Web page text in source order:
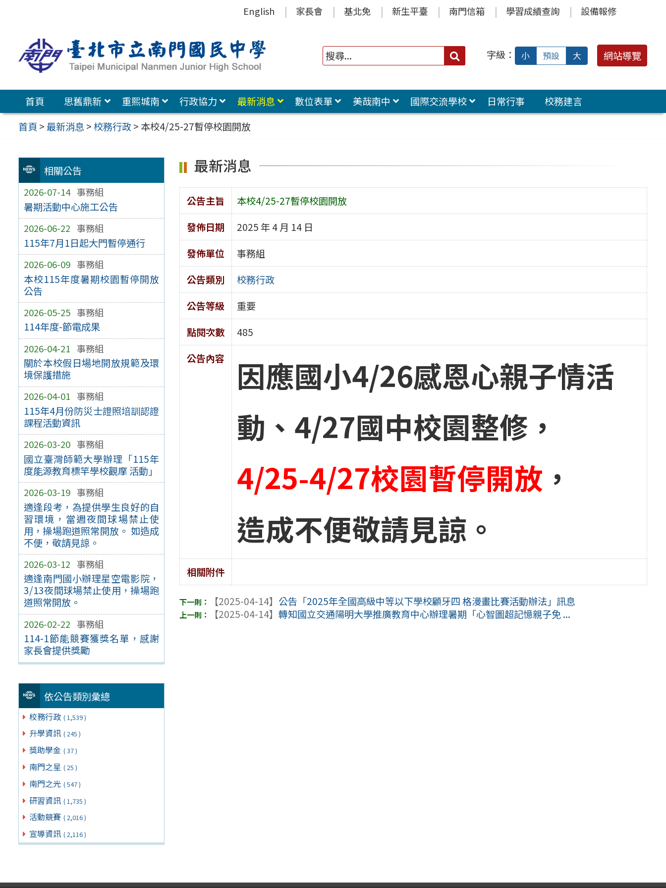
容
區
English 家長會 基北免 新生平臺 南門信箱 學習成績查詢 設備報修
搜
字級： 小 預設 大 網站導覽
首頁 思舊鼎新 重熙城南 行政協力 最新消息 數位表單 美哉南中 國際交流學校 日常行事
校務建言
首頁 >最新消息 >校務行政> 本校4/25-27暫停校園開放
相關公告
2026-07-14 事務組
暑期活動中心施工公告
2026-06-22 事務組
115年7月1日起大門暫停通行
2026-06-09 事務組
本校115年度暑期校園暫停開放
公告
2026-05-25 事務組
114年度-節電成果
2026-04-21 事務組
關於本校假日場地開放規範及環
境保護措施
2026-04-01 事務組
115年4月份防災士證照培訓認證
課程活動資訊
2026-03-20 事務組
國立臺灣師範大學辦理「115年
度能源教育標竿學校觀摩 活動」
2026-03-19 事務組
適逢段考，為提供學生良好的自
習環境，當週夜間球場禁止使
用，操場跑道照常開放。 如造成
不便，敬請見諒。
2026-03-12 事務組
適逢南門國小辦理星空電影院，
3/13夜間球場禁止使用，操場跑
道照常開放。
2026-02-22 事務組
114-1節能競賽獲獎名單，感謝
家長會提供獎勵
依公告類別彙總
校務行政 ( 1,539 )
升學資訊 ( 245 )
獎助學金 ( 37 )
南門之星 ( 25 )
南門之光 ( 547 )
研習資訊 ( 1,735 )
活動競賽 ( 2,016 )
宣導資訊 ( 2,116 )
最新消息
公告主旨
本校4/25-27暫停校園開放
發佈日期
2025 年 4 月 14 日
發佈單位
事務組
公告類別
校務行政
公告等級
重要
點閱次數
485
公告內容
因應國小4/26感恩心親子情活
動、4/27國中校園整修，
4/25-4/27校園暫停開放 ，
造成不便敬請見諒。
相關附件
【2025-04-14】 公告「2025年全國高級中等以下學校顧牙四 格漫畫比賽活動辦法」訊息
【2025-04-14】轉知國立交通陽明大學推廣教育中心辦理暑期「心智圖超記憶親子免 ...